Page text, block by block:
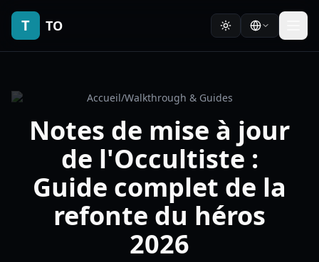
T TO
Accueil/Walkthrough & Guides
Notes de mise à jour
de l'Occultiste :
Guide complet de la
refonte du héros
2026